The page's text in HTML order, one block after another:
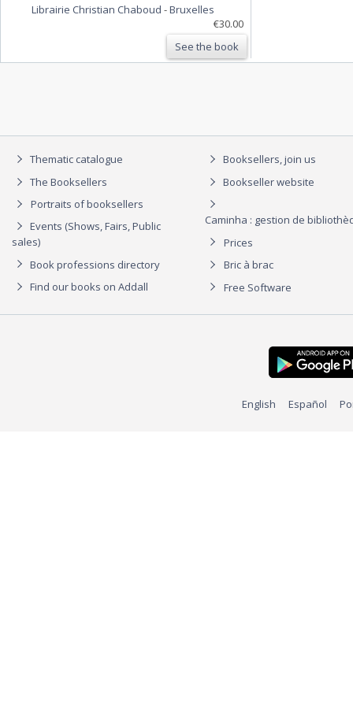
Librairie Christian Chaboud -Bruxelles
€30.00
See the book
Thematic catalogue
The Booksellers
Portraits of booksellers
Events (Shows, Fairs, Public
sales)
Book professions directory
Find our books on Addall
Booksellers, join us
Bookseller website
Caminha : gestion de
Prices
Bric à brac
Free Software
English Español